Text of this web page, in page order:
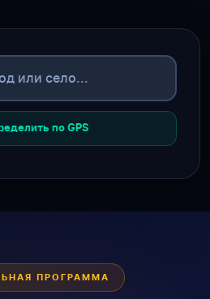
по GPS
ПРОГРАММА